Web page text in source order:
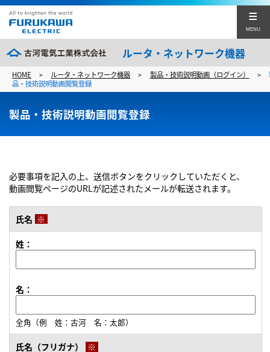
MENU
ルータ・ネットワーク機器
製品・サービスラインナップ
ファームウエア
設定例
マニュアル&カタログ
イベント&セミナー
セールス&サポート
古河電工TOP
HOME > ルータ・ネットワーク機器 > 製品・技術説明動画（ログイン） >
品・技術説明動画閲覧登録
製品・技術説明動画閲覧登録
必要事項を記入の上、送信ボタンをクリックしていただくと、
動画閲覧ページのURLが記述されたメールが転送されます。
氏名 ※
姓：
名：
全角（例 姓：古河 名：太郎）
氏名（フリガナ） ※